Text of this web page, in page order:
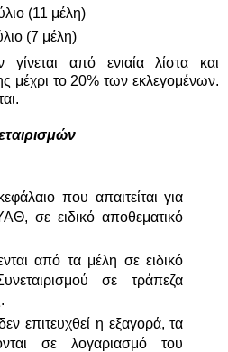
(11 μέλη)
(7 μέλη)
από ενιαία λίστα και
μέχρι το 20% των εκλεγομένων.
που απαιτείται για
σε ειδικό αποθεματικό
από τα μέλη σε ειδικό
σε τράπεζα
επιτευχθεί η εξαγορά, τα
σε λογαριασμό του